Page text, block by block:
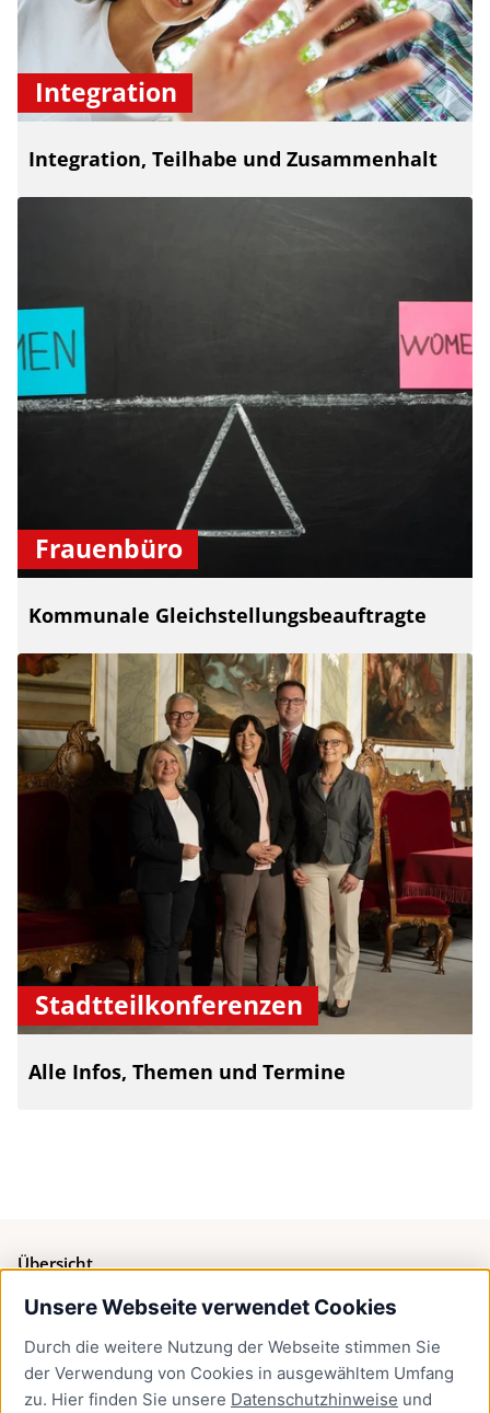
Unsere Webseite verwendet Cookies
Durch die weitere Nutzung der Webseite stimmen Sie
der Verwendung von Cookies in ausgewähltem Umfang
zu. Hier finden Sie unsere Datenschutzhinweise und
Integration
Integration, Teilhabe und Zusammenhalt
Frauenbüro
Kommunale Gleichstellungsbeauftragte
Stadtteilkonferenzen
Alle Infos, Themen und Termine
Übersicht
Bürgerservice
Presse
Newsletter Lübeck:kompakt